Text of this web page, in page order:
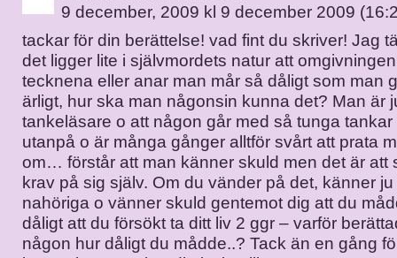
9 december, 2009 kl 9 december 2009
tackar för din berättelse! vad fint du skriver! Jag
det ligger lite i självmordets natur att
tecknena eller anar man mår så dåligt som man
ärligt, hur ska man någonsin kunna det? Man är
tankeläsare o att någon går med så tunga
utanpå o är många gånger alltför svårt att prata
om… förstår att man känner skuld men det är att
krav på sig själv. Om du vänder på det, känner
nahöriga o vänner skuld gentemot dig att du
dåligt att du försökt ta ditt liv 2 ggr – varför
någon hur dåligt du mådde..? Tack än en gång